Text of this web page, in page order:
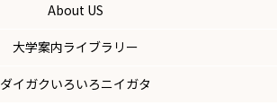
About US
大学案内ライブラリー
ダイガクいろいろニイガタ